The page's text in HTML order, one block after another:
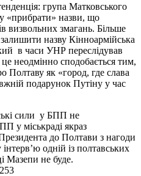
група Матковського
«прибрати» назви, що
визвольних змагань. Більше
назву Кінноармійська
в часи УНР переслідував
неодмінно сподобається тим,
Полтаву як «город, где слава
подарунок Путіну у час
сили у БПП не
у міськраді якраз
до Полтави з нагоди
’ю одній із полтавських
Мазепи не буде.